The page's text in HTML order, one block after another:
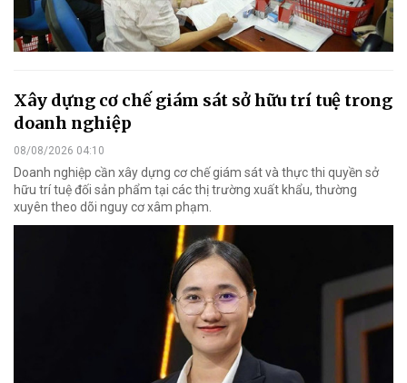
Xây dựng cơ chế giám sát sở hữu trí tuệ trong
doanh nghiệp
08/08/2026 04:10
Doanh nghiệp cần xây dựng cơ chế giám sát và thực thi quyền sở
hữu trí tuệ đối sản phẩm tại các thị trường xuất khẩu, thường
xuyên theo dõi nguy cơ xâm phạm.